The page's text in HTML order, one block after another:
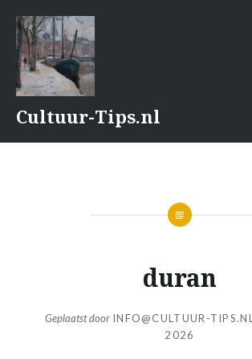
inhoud
springen
Cultuur-Tips.nl
duran
Geplaatst door INFO@CULTUUR-TIPS.NL
2026